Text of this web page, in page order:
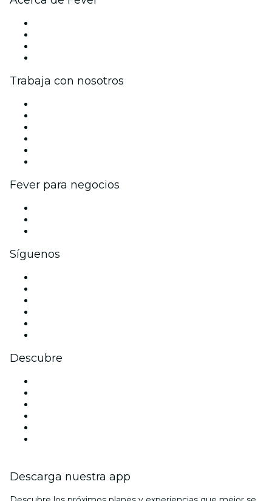
Trabaja con nosotros
Fever para negocios
Síguenos
Descubre
Descarga nuestra app